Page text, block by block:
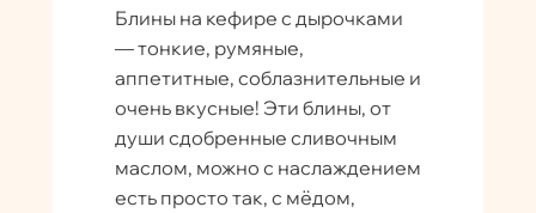
Блины на кефире с дырочками
— тонкие, румяные,
аппетитные, соблазнительные и
очень вкусные! Эти блины, от
души сдобренные сливочным
маслом, можно с наслаждением
есть просто так, с мёдом,